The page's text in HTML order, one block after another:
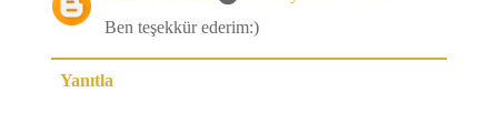
Ben teşekkür ederim:)
Yanıtla